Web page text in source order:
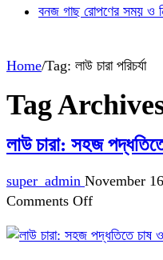
বনজ গাছ রোপণের সময় ও
Home/Tag: লাউ চারা পরিচর্যা
Tag
লাউ চারা: সহজ
super_admin November
Comments Offon
চারা: